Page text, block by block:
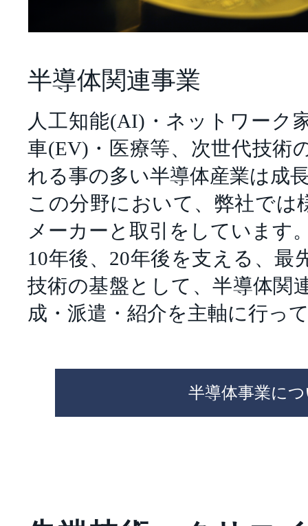
半導体関連事業
人工知能(AI)・ネットワーク
車(EV)・医療等、次世代技術
れる事の多い半導体産業は成
この分野において、弊社では
メーカーと取引をしています
10年後、20年後を支える、最
技術の基盤として、半導体関
成・派遣・紹介を主軸に行っ
半導体事業に